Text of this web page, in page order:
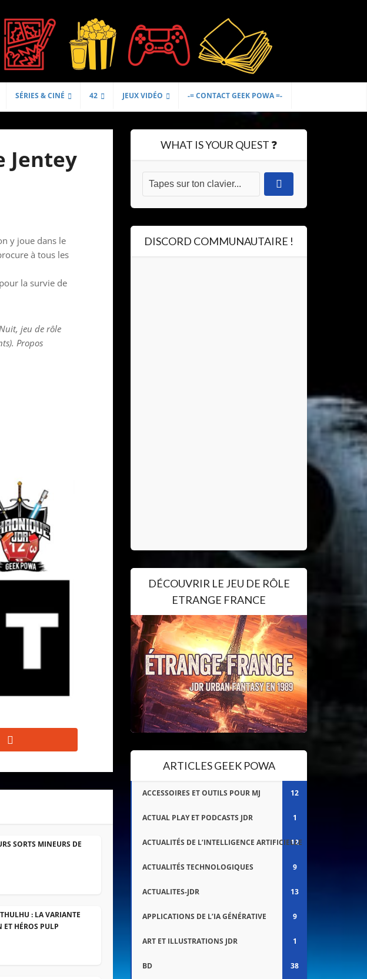
SÉRIES & CINÉ 42 JEUX VIDÉO -= CONTACT GEEK POWA =-
Jentey
y joue dans le
à tous les
la survie de
jeu de rôle
Propos
SORTS MINEURS DE
: LA VARIANTE
ET HÉROS PULP
WHAT IS YOUR QUEST ❓
DISCORD COMMUNAUTAIRE !
DÉCOUVRIR LE JEU DE RÔLE
ETRANGE FRANCE
ARTICLES GEEK POWA
ACCESSOIRES ET OUTILS POUR MJ 12
ACTUAL PLAY ET PODCASTS JDR 1
ACTUALITÉS DE L’INTELLIGENCE ARTIFICIELLE
12
ACTUALITÉS TECHNOLOGIQUES 9
ACTUALITES-JDR 13
APPLICATIONS DE L’IA GÉNÉRATIVE 9
ART ET ILLUSTRATIONS JDR 1
BD 38